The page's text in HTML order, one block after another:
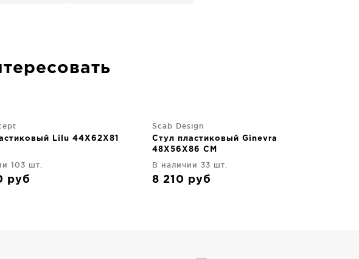
Lilu 44X62X81
103 шт.
руб
Scab Design
Стул пластиковый Ginevra
48X56X86 CM
В наличии 33 шт.
8 210 руб